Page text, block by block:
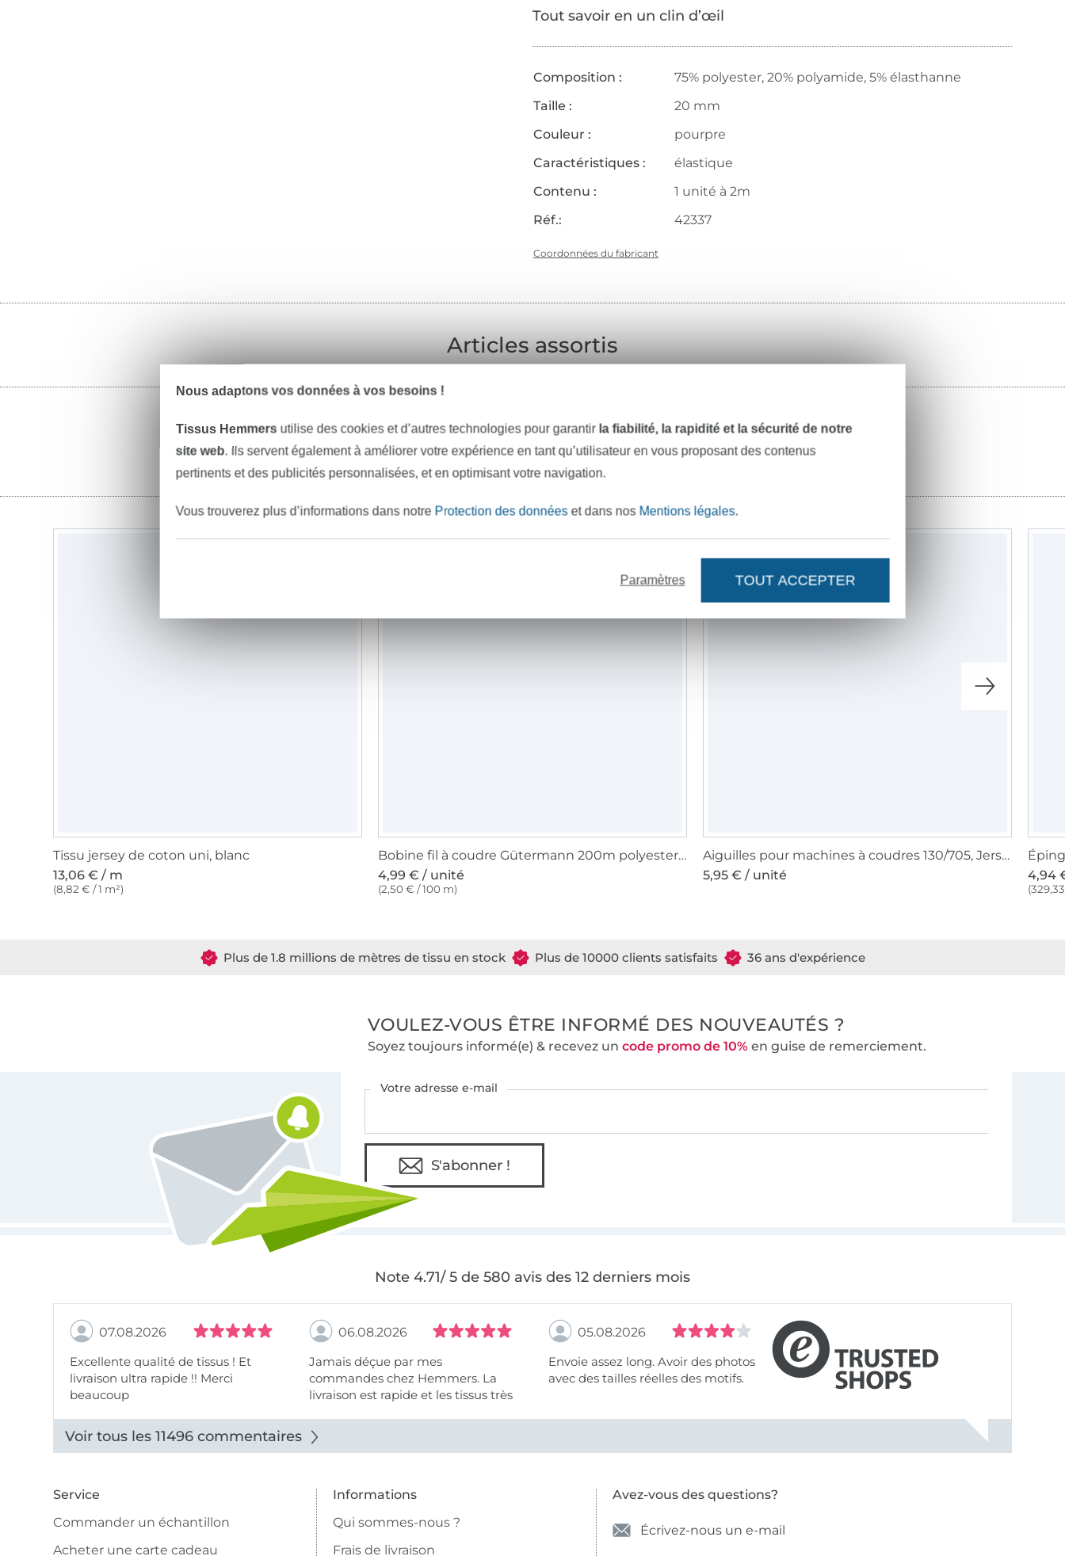
Tout savoir en un clin d’œil
Composition :
75% polyester, 20% polyamide, 5% élasthanne
Taille :
20 mm
Couleur :
pourpre
Caractéristiques :
élastique
Contenu :
1 unité à 2m
Réf.:
42337
Coordonnées du fabricant
Articles assortis
tissus fil à coudre
Tissu jersey de coton uni, blanc
13,06 € / m
(8,82 € / 1 m²)
Bobine fil à coudre Gütermann 200m polyester, (373) pourpre
4,99 € / unité
(2,50 € / 100 m)
Aiguilles pour machines à coudres 130/705, Jersey 70-90
5,95 € / unité
4,94
Plus de 1.8 millions de mètres de tissu en stock Plus de 10000 clients satisfaits 36 ans d'expérience
VOULEZ-VOUS ÊTRE INFORMÉ DES NOUVEAUTÉS ?
Soyez toujours informé(e) & recevez un code promo de 10%en guise de remerciement.
Votre adresse e-mail
S'abonner !
Note 4.71/ 5 de 580 avis des 12 derniers mois
07.08.2026
Excellente qualité de tissus ! Et
livraison ultra rapide !! Merci
beaucoup
06.08.2026
Jamais déçue par mes
commandes chez Hemmers. La
livraison est rapide et les tissus très
05.08.2026
Envoie assez long. Avoir des photos
avec des tailles réelles des motifs.
Voir tous les 11496 commentaires
Service
Commander un échantillon
Acheter une carte cadeau
Informations
Qui sommes-nous ?
Frais de livraison
Avez-vous des questions?
Écrivez-nous un e-mail
Nous adaptons vos données à vos besoins !
Tissus Hemmers utilise des cookies et d’autres technologies pour garantir la fiabilité, la rapidité et la sécurité de notre
site web. Ils servent également à améliorer votre expérience en tant qu’utilisateur en vous proposant des contenus
pertinents et des publicités personnalisées, et en optimisant votre navigation.
Vous trouverez plus d’informations dans notre Protection des donnéeset dans nos Mentions légales.
Paramètres TOUT ACCEPTER